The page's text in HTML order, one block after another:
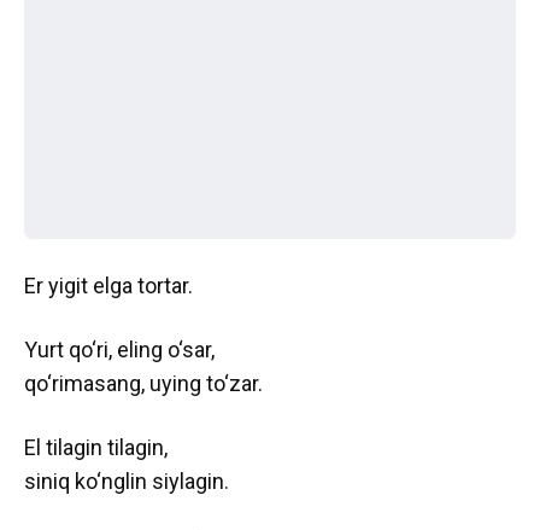
Er yigit elga tortar.
Yurt qo‘ri, eling o‘sar,
qo‘rimasang, uying to‘zar.
El tilagin tilagin,
siniq ko‘nglin siylagin.